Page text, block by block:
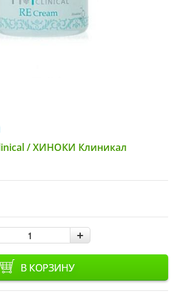
/ ХИНОКИ Клиникал
В КОРЗИНУ